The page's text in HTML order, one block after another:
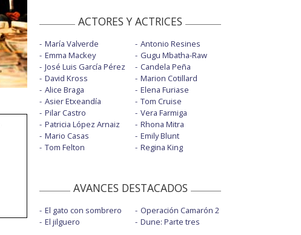
ACTORES Y ACTRICES
María Valverde
Emma Mackey
José Luis García Pérez
David Kross
Alice Braga
Asier Etxeandía
Pilar Castro
Patricia López Arnaiz
Mario Casas
Tom Felton
Antonio Resines
Gugu Mbatha-Raw
Candela Peña
Marion Cotillard
Elena Furiase
Tom Cruise
Vera Farmiga
Rhona Mitra
Emily Blunt
Regina King
AVANCES DESTACADOS
El gato con sombrero
El jilguero
Operación Camarón 2
Dune: Parte tres